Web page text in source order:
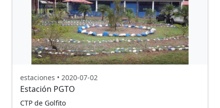
estaciones • 2020-07-02
Estación PGTO
CTP de Golfito